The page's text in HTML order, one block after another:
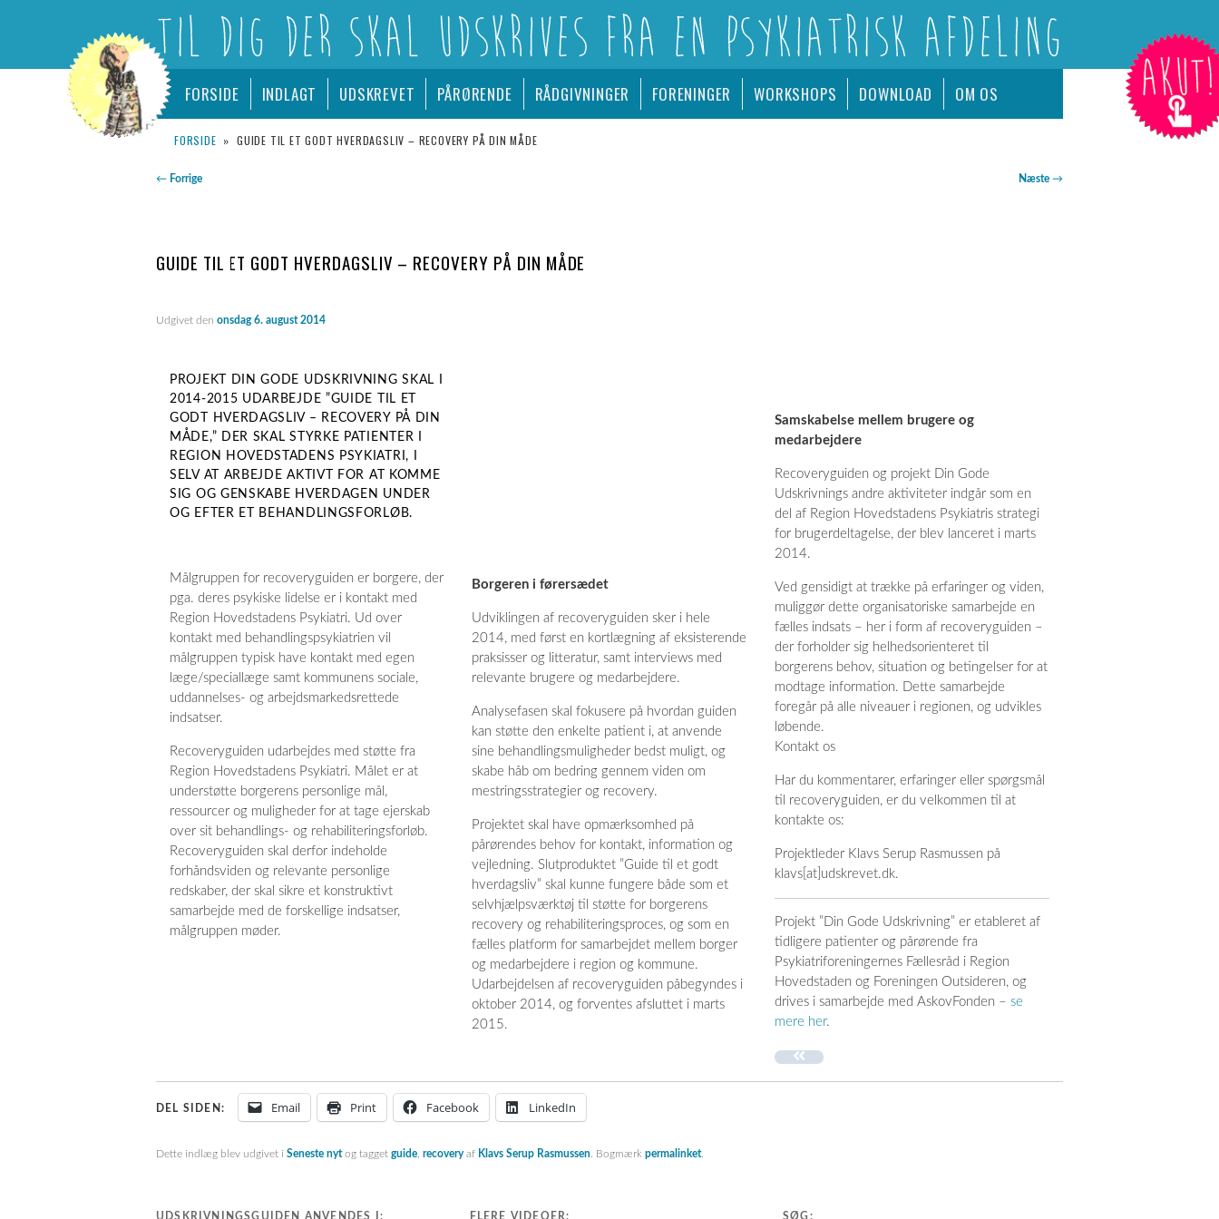
LOGO AKUT!
Udskrevet.dk
– TIL DIG DER SKAL UDSKRIVES FRA EN PSYKIATRISK AFDELING
Hovedmenu
Fortsæt
til
primært
FORSIDE INDLAGT UDSKREVET PÅRØRENDE RÅDGIVNINGER FORENINGER WORKSHOPS DOWNLOAD OM OS
FORSIDE » GUIDE TIL ET GODT HVERDAGSLIV – RECOVERY PÅ DIN MÅDE
Indlægsnavigation
← Forrige Næste →
GUIDE TIL ET GODT HVERDAGSLIV – RECOVERY PÅ DIN MÅDE
Udgivet den onsdag 6. august 2014
PROJEKT DIN GODE UDSKRIVNING SKAL I
2014-2015 UDARBEJDE ”GUIDE TIL ET
GODT HVERDAGSLIV – RECOVERY PÅ DIN
MÅDE,” DER SKAL STYRKE PATIENTER I
REGION HOVEDSTADENS PSYKIATRI, I
SELV AT ARBEJDE AKTIVT FOR AT KOMME
SIG OG GENSKABE HVERDAGEN UNDER
OG EFTER ET BEHANDLINGSFORLØB.
Målgruppen for recoveryguiden er borgere, der
pga. deres psykiske lidelse er i kontakt med
Region Hovedstadens Psykiatri. Ud over
kontakt med behandlingspsykiatrien vil
målgruppen typisk have kontakt med egen
læge/speciallæge samt kommunens sociale,
uddannelses- og arbejdsmarkedsrettede
indsatser.
Recoveryguiden udarbejdes med støtte fra
Region Hovedstadens Psykiatri. Målet er at
understøtte borgerens personlige mål,
ressourcer og muligheder for at tage ejerskab
over sit behandlings- og rehabiliteringsforløb.
Recoveryguiden skal derfor indeholde
forhåndsviden og relevante personlige
redskaber, der skal sikre et konstruktivt
samarbejde med de forskellige indsatser,
målgruppen møder.
Borgeren i førersædet
Udviklingen af recoveryguiden sker i hele
2014, med først en kortlægning af eksisterende
praksisser og litteratur, samt interviews med
relevante brugere og medarbejdere.
Analysefasen skal fokusere på hvordan guiden
kan støtte den enkelte patient i, at anvende
sine behandlingsmuligheder bedst muligt, og
skabe håb om bedring gennem viden om
mestringsstrategier og recovery.
Projektet skal have opmærksomhed på
pårørendes behov for kontakt, information og
vejledning. Slutproduktet ”Guide til et godt
hverdagsliv” skal kunne fungere både som et
selvhjælpsværktøj til støtte for borgerens
recovery og rehabiliteringsproces, og som en
fælles platform for samarbejdet mellem borger
og medarbejdere i region og kommune.
Udarbejdelsen af recoveryguiden påbegyndes i
oktober 2014, og forventes afsluttet i marts
2015.
Samskabelse mellem brugere og
medarbejdere
Recoveryguiden og projekt Din Gode
Udskrivnings andre aktiviteter indgår som en
del af Region Hovedstadens Psykiatris strategi
for brugerdeltagelse, der blev lanceret i marts
2014.
Ved gensidigt at trække på erfaringer og viden,
muliggør dette organisatoriske samarbejde en
fælles indsats – her i form af recoveryguiden –
der forholder sig helhedsorienteret til
borgerens behov, situation og betingelser for at
modtage information. Dette samarbejde
foregår på alle niveauer i regionen, og udvikles
løbende.
Kontakt os
Har du kommentarer, erfaringer eller spørgsmål
til recoveryguiden, er du velkommen til at
kontakte os:
Projektleder Klavs Serup Rasmussen på
klavs[at]udskrevet.dk.
Projekt ”Din Gode Udskrivning” er etableret af
tidligere patienter og pårørende fra
Psykiatriforeningernes Fællesråd i Region
Hovedstaden og Foreningen Outsideren, og
drives i samarbejde med AskovFonden – se
mere her.
DEL SIDEN: Email Print Facebook LinkedIn
Dette indlæg blev udgivet i Seneste nytog tagget guide recoveryaf Klavs Serup Rasmussen . Bogmærk permalinket.
UDSKRIVNINGSGUIDEN ANVENDES I: FLERE VIDEOER: SØG: